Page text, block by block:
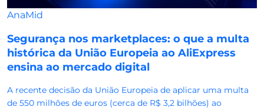
AnaMid
Segurança nos marketplaces: o que a multa
histórica da União Europeia ao AliExpress
ensina ao mercado digital
A recente decisão da União Europeia de aplicar uma multa
de 550 milhões de euros (cerca de R$ 3,2 bilhões) ao